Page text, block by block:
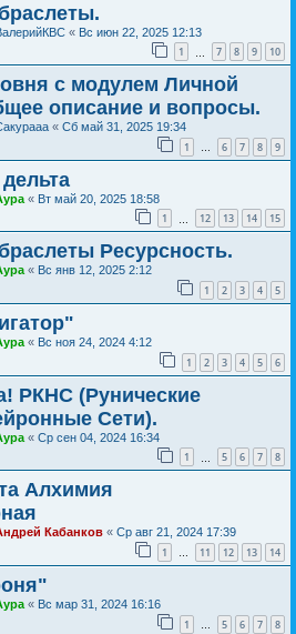
« Вс июн 22, 2025 12:13
1 7 8 9 10
с модулем Личной
описание и вопросы.
« Сб май 31, 2025 19:34
1 … 6 7 8 9
« Вт май 20, 2025 18:58
1 12 13 14 15
Ресурсность.
« Вс янв 12, 2025 2:12
1 2 3 4 5
« Вс ноя 24, 2024 4:12
1 2 3 4 5 6
РКНС (Рунические
Сети).
« Ср сен 04, 2024 16:34
1 5 6 7 8
Алхимия
Кабанков « Ср авг 21, 2024 17:39
1 … 11 12 13 14
« Вс мар 31, 2024 16:16
1 … 5 6 7 8